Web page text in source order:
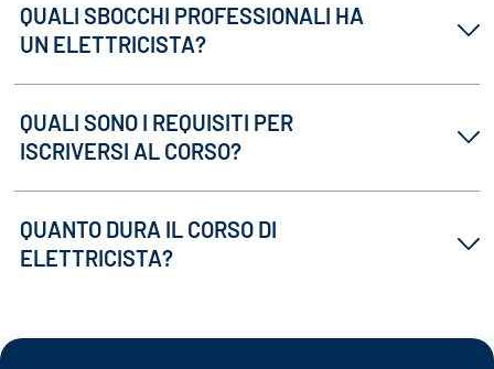
QUALI SBOCCHI PROFESSIONALI HA
UN ELETTRICISTA?
QUALI SONO I REQUISITI PER
ISCRIVERSI AL CORSO?
QUANTO DURA IL CORSO DI
ELETTRICISTA?